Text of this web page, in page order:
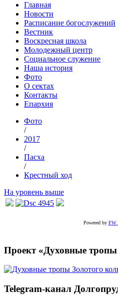
Главная
Новости
Расписание богослужений
Вестник
Воскресная школа
Молодежный центр
Социальное служение
Наша история
Фото
О сектах
Контакты
Епархия
Фото
/
2017
/
Пасха
/
Крестный ход
На уровень выше
Powered by
Проект «Духовные
Telegram-канал